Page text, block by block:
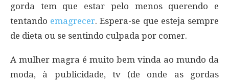
gorda tem que estar pelo menos querendo e
tentando emagrecer. Espera-se que esteja sempre
de dieta ou se sentindo culpada por comer.
A mulher magra é muito bem vinda ao mundo da
moda, à publicidade, tv (de onde as gordas